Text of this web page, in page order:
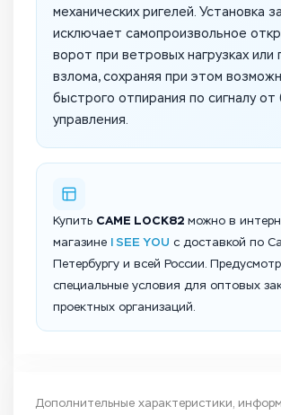
механических ригелей. Установка
исключает самопроизвольное
ворот при ветровых нагрузках или
взлома, сохраняя при этом
быстрого отпирания по сигналу от
управления.
Купить CAME LOCK82 можно в
магазине I SEE YOU с доставкой по
Петербургу и всей России.
специальные условия для оптовых
проектных организаций.
Дополнительные характеристики,